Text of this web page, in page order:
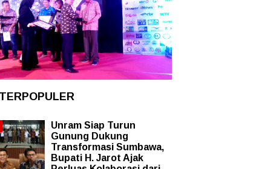
TERPOPULER
Unram Siap Turun
Gunung Dukung
Transformasi Sumbawa,
Bupati H. Jarot Ajak